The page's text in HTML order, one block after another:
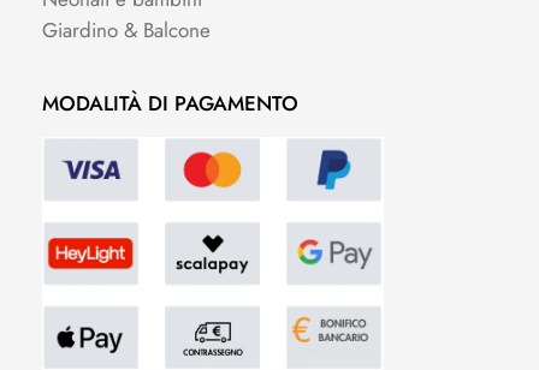
Giardino & Balcone
MODALITÀ DI PAGAMENTO